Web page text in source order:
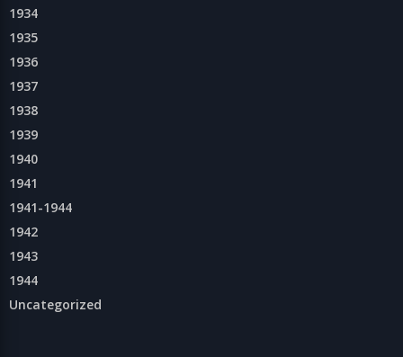
1934
1935
1936
1937
1938
1939
1940
1941
1941-1944
1942
1943
1944
Uncategorized